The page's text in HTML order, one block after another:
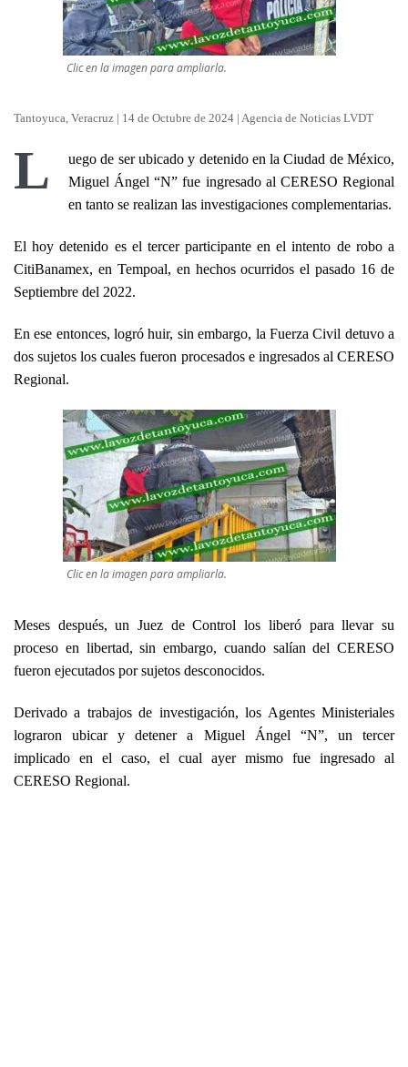
Clic en la imagen para ampliarla.
Tantoyuca, Veracruz | 14 de Octubre de 2024 | Agencia de Noticias LVDT
L
uego de ser ubicado y detenido en la Ciudad de México,
Miguel Ángel “N” fue ingresado al CERESO Regional
en tanto se realizan las investigaciones complementarias.
El hoy detenido es el tercer participante en el intento de robo a
CitiBanamex, en Tempoal, en hechos ocurridos el pasado 16 de
Septiembre del 2022.
En ese entonces, logró huir, sin embargo, la Fuerza Civil detuvo a
dos sujetos los cuales fueron procesados e ingresados al CERESO
Regional.
Clic en la imagen para ampliarla.
Meses después, un Juez de Control los liberó para llevar su
proceso en libertad, sin embargo, cuando salían del CERESO
fueron ejecutados por sujetos desconocidos.
Derivado a trabajos de investigación, los Agentes Ministeriales
lograron ubicar y detener a Miguel Ángel “N”, un tercer
implicado en el caso, el cual ayer mismo fue ingresado al
CERESO Regional.